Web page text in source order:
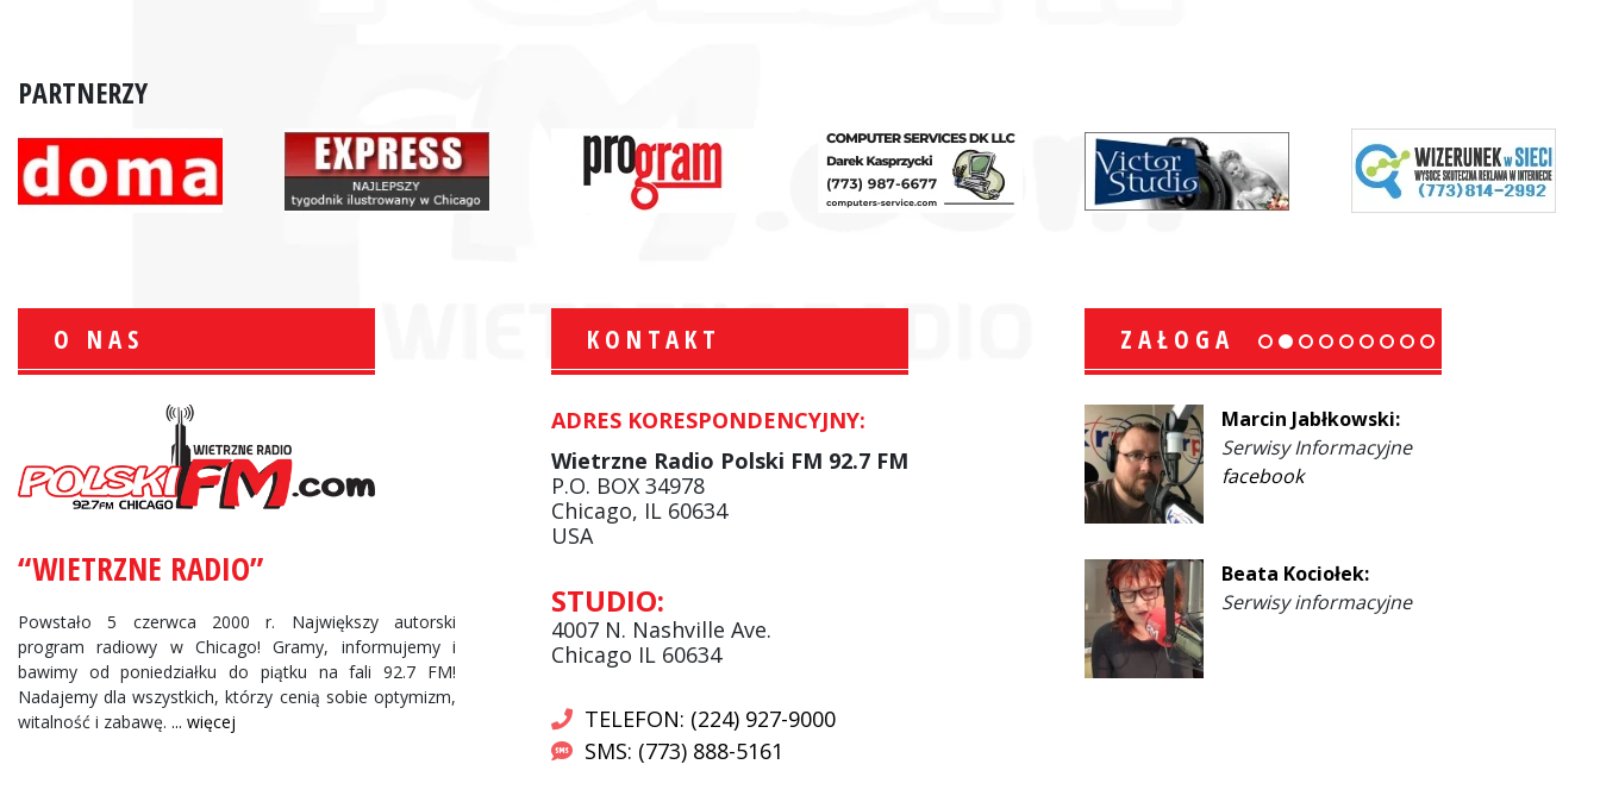
PARTNERZY
O NAS
“WIETRZNE RADIO”
Powstało 5 czerwca 2000 r. Największy autorski
program radiowy w Chicago! Gramy, informujemy i
bawimy od poniedziałku do piątku na fali 92.7 FM!
Nadajemy dla wszystkich, którzy cenią sobie optymizm,
witalność i zabawę. ... więcej
KONTAKT
ADRES KORESPONDENCYJNY:
Wietrzne Radio Polski FM 92.7 FM
P.O. BOX 34978
Chicago, IL 60634
USA
STUDIO:
4007 N. Nashville Ave.
Chicago IL 60634
TELEFON: (224) 927-9000
SMS: (773) 888-5161
ZAŁOGA
Informacje Giełdowe
Krzysztof Wawer:
Komentator
facebook
Marcin Jabłkowski:
Serwisy Informacyjne
facebook
Beata Kociołek:
Serwisy informacyjne